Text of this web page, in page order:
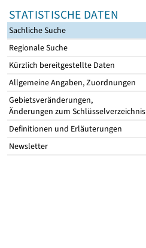
STATISTISCHE DATEN
Sachliche Suche
Regionale Suche
Kürzlich bereitgestellte Daten
Allgemeine Angaben, Zuordnungen
Gebietsveränderungen,
Änderungen zum Schlüsselverzeichnis
Definitionen und Erläuterungen
Newsletter